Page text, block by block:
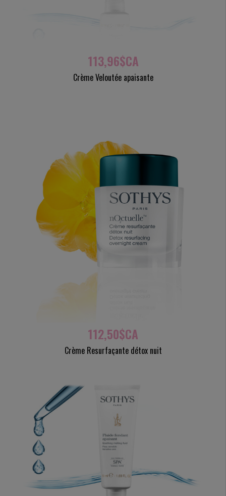
113,96$CA
Crème Veloutée apaisante
112,50$CA
Crème Resurfaçante détox nuit